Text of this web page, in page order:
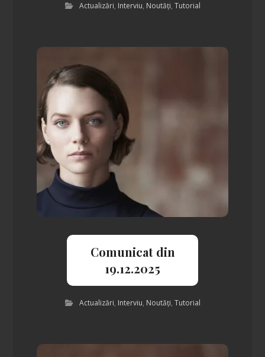
Actualizări, Interviu, Noutăți, Tutorial
Comunicat din
19.12.2025
Actualizări, Interviu, Noutăți, Tutorial